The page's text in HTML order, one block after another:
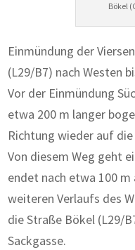
Bökel
Einmündung der
(L29/B7) nach Westen
Vor der Einmündung
etwa 200 m langer
Richtung wieder auf
Von diesem Weg geht
endet nach etwa 100 m
weiteren Verlaufs des
die Straße Bökel (L29/
Sackgasse.